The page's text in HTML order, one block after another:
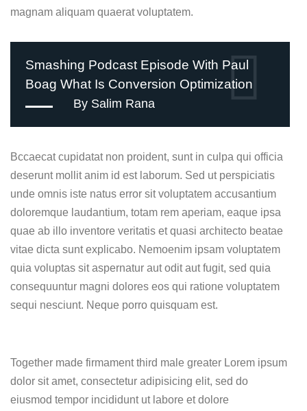
magnam aliquam quaerat voluptatem.
Smashing Podcast Episode With Paul
Boag What Is Conversion Optimization
By Salim Rana
Bccaecat cupidatat non proident, sunt in culpa qui officia
deserunt mollit anim id est laborum. Sed ut perspiciatis
unde omnis iste natus error sit voluptatem accusantium
doloremque laudantium, totam rem aperiam, eaque ipsa
quae ab illo inventore veritatis et quasi architecto beatae
vitae dicta sunt explicabo. Nemoenim ipsam voluptatem
quia voluptas sit aspernatur aut odit aut fugit, sed quia
consequuntur magni dolores eos qui ratione voluptatem
sequi nesciunt. Neque porro quisquam est.
Together made firmament third male greater Lorem ipsum
dolor sit amet, consectetur adipisicing elit, sed do
eiusmod tempor incididunt ut labore et dolore